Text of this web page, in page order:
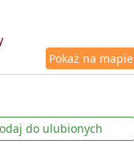
Pokaż na mapie
do ulubionych